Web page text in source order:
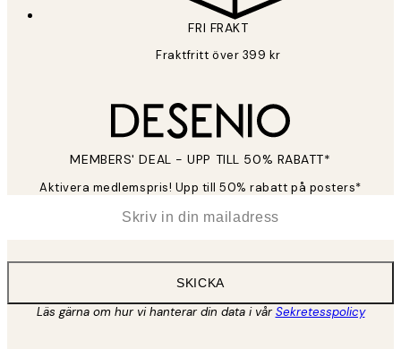
FRI FRAKT
Fraktfritt över 399 kr
MEMBERS' DEAL - UPP TILL 50% RABATT*
Aktivera medlemspris! Upp till 50% rabatt på posters*
SKICKA
Läs gärna om hur vi hanterar din data i vårSekretesspolicy